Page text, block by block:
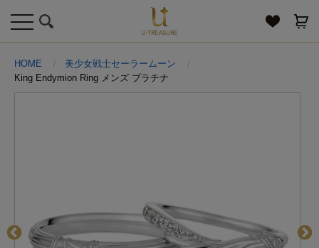
toggle
navigation
HOME
美少女戦士セーラームーン
King Endymion Ring メンズ プラチナ